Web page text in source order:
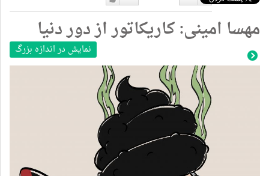
دوست
دارم
دوست
نداشتن
مهسا امینی: کاریکاتور از دور دنیا
نمایش در اندازه بزرگ